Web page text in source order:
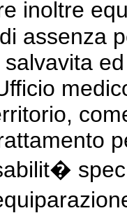
inoltre
assenza